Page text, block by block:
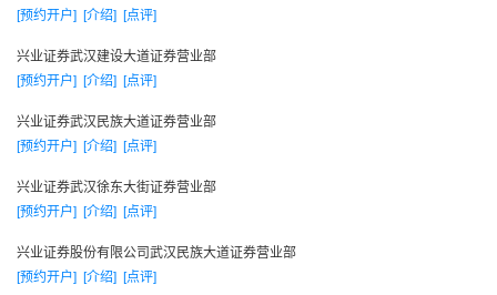
5月，组织优秀客户经理队伍前往香港考察。
上半年，投行业务继续稳健发展，成为上半年首发、增发
和配股金额均跻身10强的唯一券商。
7月，证监会核准受托投资管理业务。
8月，部署并全力实施营业部营业成本与费用大削减。
9月，兴网被评为“中国十大优秀证券网站”
9月，召开经纪业务点评会，提出业务战略转型。
11月，召开投资银行业务点评会。
[预约开户] [介绍] [点评]
兴业证券武汉建设大道证券营业部
[预约开户] [介绍] [点评]
兴业证券武汉民族大道证券营业部
[预约开户] [介绍] [点评]
兴业证券武汉徐东大街证券营业部
[预约开户] [介绍] [点评]
兴业证券股份有限公司武汉民族大道证券营业部
[预约开户] [介绍] [点评]